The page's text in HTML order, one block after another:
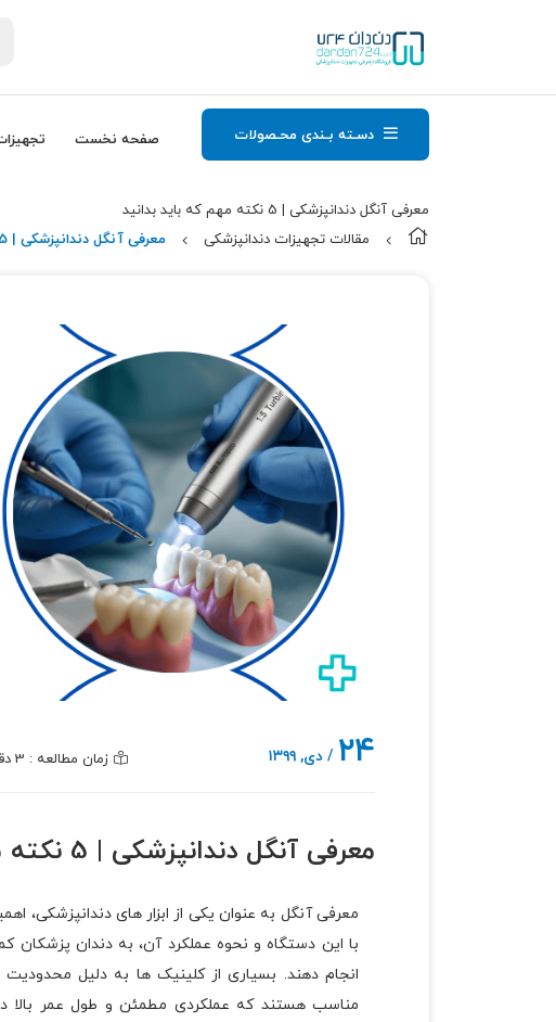
دسـته بـندی محـصولات صفحه نخست
معرفی آنگل دندانپزشکی | 5 نکته مهم که باید بدانید
مقالات تجهیزات دندانپزشکی
معرفی آنگل دندانپزشکی | 5 نکته مهم که باید بدانید
۲۴ / دی, ۱۳۹۹ زمان مطالعه : 3 دقیقه و 37 ثانیه
معرفی آنگل دندانپزشکی | 5 نکته مهم که باید بدانید
معرفی آنگل به عنوان یکی از ابزار های دندانپزشکی،
با این دستگاه و نحوه عملکرد آن، به دندان
انجام دهند. بسیاری از کلینیک ها به دلیل محدودیت
مناسب هستند که عملکردی مطمئن و طول عمر بالا